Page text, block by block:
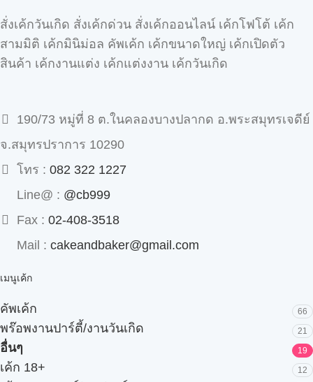
สั่งเค้กวันเกิด สั่งเค้กด่วน สั่งเค้กออนไลน์ เค้กโฟโต้ เค้ก
สามมิติ เค้กมินิม่อล คัพเค้ก เค้กขนาดใหญ่ เค้กเปิดตัว
สินค้า เค้กงานแต่ง เค้กแต่งงาน เค้กวันเกิด
190/73 หมู่ที่ 8 ต.ในคลองบางปลากด อ.พระสมุทรเจดีย์
จ.สมุทรปราการ 10290
โทร : 082 322 1227
Line@ : @cb999
Fax : 02-408-3518
Mail : cakeandbaker@gmail.com
เมนูเค้ก
คัพเค้ก 66
พร๊อพงานปาร์ตี้/งานวันเกิด 21
อื่นๆ 19
เค้ก 18+ 12